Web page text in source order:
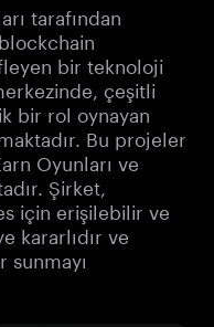
tarafından
bir teknoloji
çeşitli
bir rol oynayan
Bu projeler
Oyunları ve
Şirket,
için erişilebilir ve
kararlıdır ve